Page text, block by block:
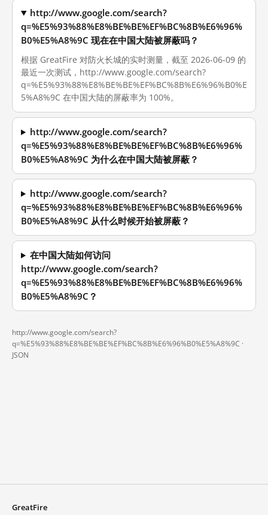
http://www.google.com/search?
q=%E5%93%88%E8%BE%BE%EF%BC%8B%E6%96%
B0%E5%A8%9C 现在在中国大陆被屏蔽吗？
根据 GreatFire 对防火长城的实时测量，截至 2026-06-09 的
最近一次测试，http://www.google.com/search?
q=%E5%93%88%E8%BE%BE%EF%BC%8B%E6%96%B0%E
5%A8%9C 在中国大陆的屏蔽率为 100%。
http://www.google.com/search?
q=%E5%93%88%E8%BE%BE%EF%BC%8B%E6%96%
B0%E5%A8%9C 为什么在中国大陆被屏蔽？
http://www.google.com/search?
q=%E5%93%88%E8%BE%BE%EF%BC%8B%E6%96%
B0%E5%A8%9C 从什么时候开始被屏蔽？
在中国大陆如何访问
http://www.google.com/search?
q=%E5%93%88%E8%BE%BE%EF%BC%8B%E6%96%
B0%E5%A8%9C？
http://www.google.com/search?
q=%E5%93%88%E8%BE%BE%EF%BC%8B%E6%96%B0%E5%A8%9C ·
JSON
GreatFire